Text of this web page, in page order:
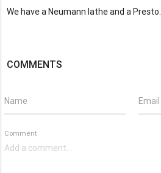
We have a Neumann lathe and a Presto.
COMMENTS
Name Email
Comment